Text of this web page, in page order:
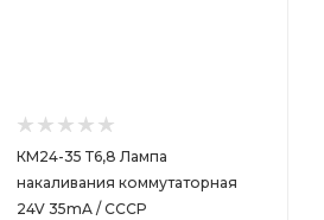
КМ24-35 Т6,8 Лампа
накаливания коммутаторная
24V 35mA / CCCР